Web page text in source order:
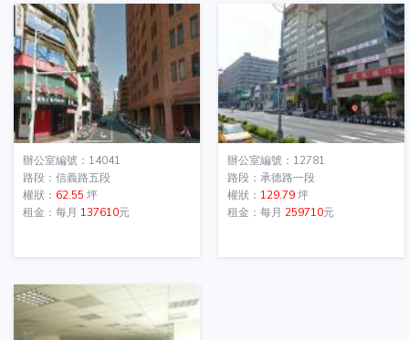
辦公室編號：14041
路段：信義路五段
權狀： 62.55 坪
租金：每月 137610元
辦公室編號：12781
路段：承德路一段
權狀： 129.79坪
租金：每月 259710元